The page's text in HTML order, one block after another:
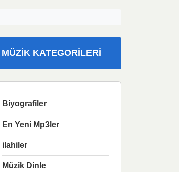
MÜZIK KATEGORILERI
Biyografiler
En Yeni Mp3ler
ilahiler
Müzik Dinle